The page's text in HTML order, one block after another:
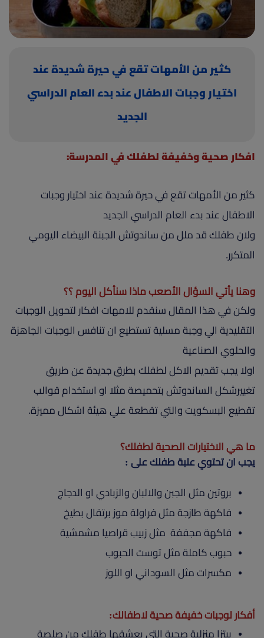
أعلن معنا(current)
كثير من الأمهات تقع في حيرة شديدة عند
اختيار وجبات الاطفال عند بدء العام الدراسي
الجديد
افكار صحية وخفيفة لطفلك في المدرسة:
كثير من الأمهات تقع في حيرة شديدة عند اختيار وجبات
الاطفال عند بدء العام الدراسي الجديد
ولان طفلك قد ملل من ساندوتش الجبنة البيضاء اليومي
المتكرر.
وهنا يأتي السؤال الأصعب ماذا سنأكل اليوم ؟؟
ولكن في هذا المقال سنقدم للامهات افكار لتحويل الوجبات
التقليدية الي وجبة مسلية تستطيع ان تنافس الوجبات الجاهزة
والحلوي الصناعية
اولا يجب تقديم الاكل لطفلك بطرق جديدة عن طريق
تغييرشكل الساندوتش بتحميصة مثلا او استخدام قوالب
تقطيع البسكويت والتي تقطعة علي هيئة اشكال مميزة.
ما هي الاختيارات الصحية لطفلك؟
يجب ان تحتوي علبة طفلك على :
بروتين مثل الجبن والالبان والزبادي او الدجاج
فاكهة طازجة مثل فراولة موز برتقال بطيخ
فاكهة مجففة مثل زبيب قراصيا مشمشية
حبوب كاملة مثل توست الحبوب
مكسرات مثل السوداني او اللوز
أفكار لوجبات خفيفة صحية لاطفالك:
بيتزا منزلية صحية التي بعشقها طفلك من صلصة